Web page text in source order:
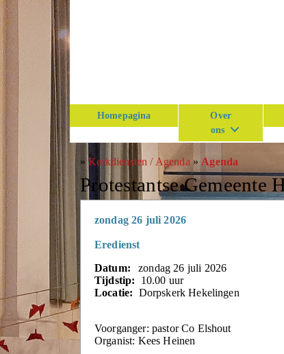
Homepagina
Over
ons
»Kerkdiensten / Agenda » Agenda
Protestantse Gemeente
zondag 26 juli 2026
Eredienst
Datum:
zondag 26 juli 2026
Tijdstip:
10.00 uur
Locatie: Dorpskerk Hekelingen
Voorganger: pastor Co Elshout
Organist: Kees Heinen